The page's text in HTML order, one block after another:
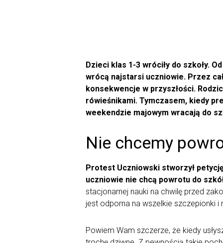
Dzieci klas 1-3 wróciły do szkoły.
wrócą najstarsi uczniowie. Przez
konsekwencje w przyszłości.
rówieśnikami. Tymczasem, kiedy
weekendzie majowym wracają do
Nie chcemy
Protest Uczniowski stworzył
uczniowie nie chcą powrotu do
stacjonarnej nauki na chwilę przed
jest odporna na wszelkie szczepionki
Powiem Wam szczerze, że kiedy